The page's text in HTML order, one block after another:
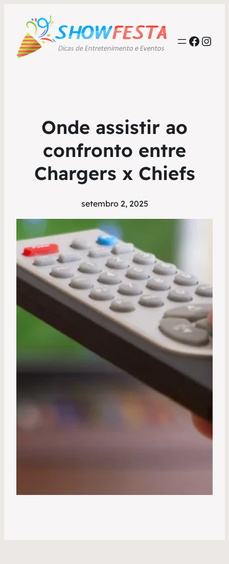
Onde assistir ao
confronto entre
Chargers x Chiefs
setembro 2, 2025